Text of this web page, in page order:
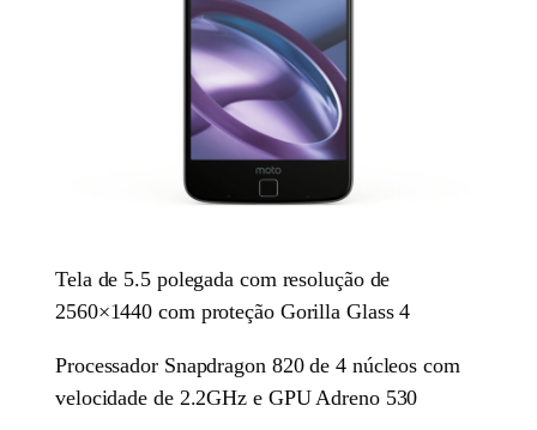
Tela de 5.5 polegada com resolução de
2560×1440 com proteção Gorilla Glass 4
Processador Snapdragon 820 de 4 núcleos com
velocidade de 2.2GHz e GPU Adreno 530